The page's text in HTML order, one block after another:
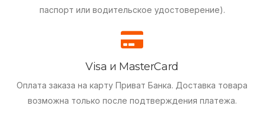
паспорт или водительское удостоверение).
Visa и MasterCard
Оплата заказа на карту Приват Банка. Доставка товара
возможна только после подтверждения платежа.